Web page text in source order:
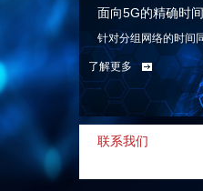
面向5G的精确时
针对分组网络的时间
了解更多
联系我们